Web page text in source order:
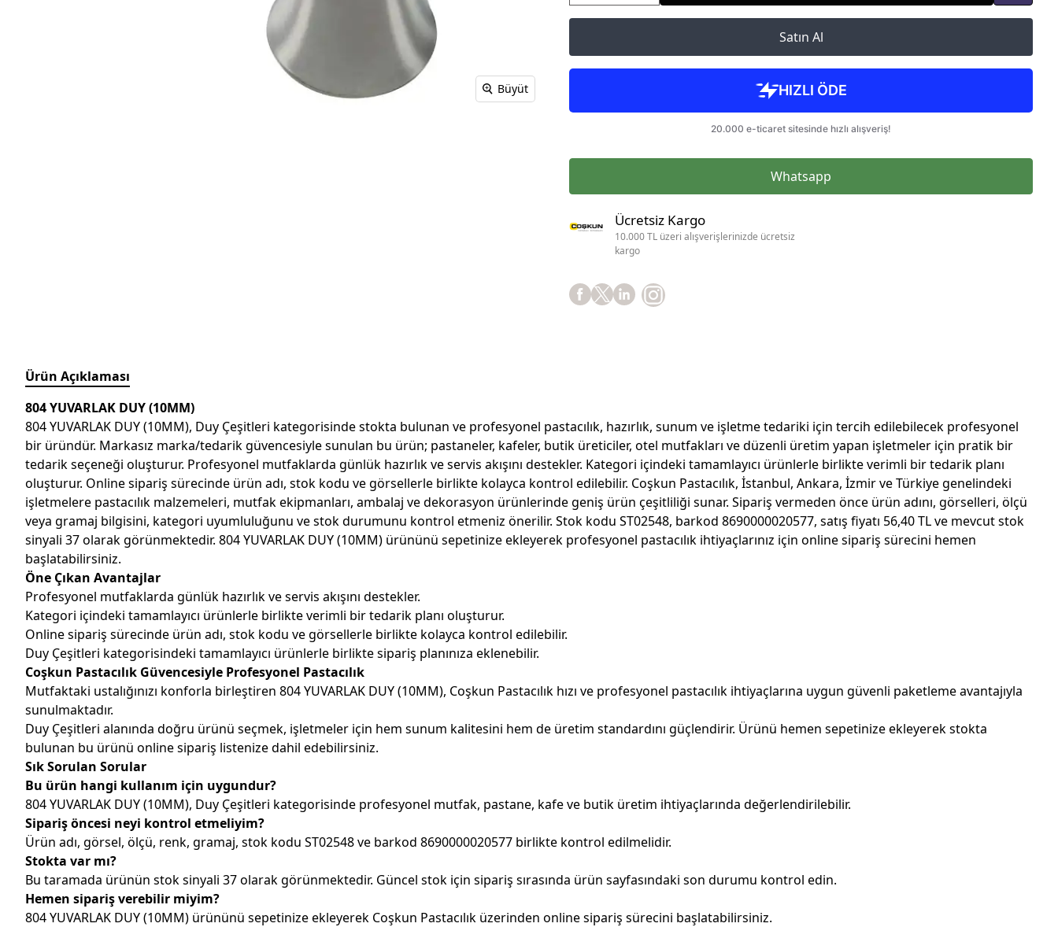
Büyüt
Satın Al
Whatsapp
Ücretsiz Kargo
10.000 TL üzeri alışverişlerinizde ücretsiz
kargo
Ürün Açıklaması
804 YUVARLAK DUY (10MM)
804 YUVARLAK DUY (10MM), Duy Çeşitleri kategorisinde stokta bulunan ve profesyonel pastacılık, hazırlık, sunum ve işletme tedariki için tercih edilebilecek profesyonel
bir üründür. Markasız marka/tedarik güvencesiyle sunulan bu ürün; pastaneler, kafeler, butik üreticiler, otel mutfakları ve düzenli üretim yapan işletmeler için pratik bir
tedarik seçeneği oluşturur. Profesyonel mutfaklarda günlük hazırlık ve servis akışını destekler. Kategori içindeki tamamlayıcı ürünlerle birlikte verimli bir tedarik planı
oluşturur. Online sipariş sürecinde ürün adı, stok kodu ve görsellerle birlikte kolayca kontrol edilebilir. Coşkun Pastacılık, İstanbul, Ankara, İzmir ve Türkiye genelindeki
işletmelere pastacılık malzemeleri, mutfak ekipmanları, ambalaj ve dekorasyon ürünlerinde geniş ürün çeşitliliği sunar. Sipariş vermeden önce ürün adını, görselleri, ölçü
veya gramaj bilgisini, kategori uyumluluğunu ve stok durumunu kontrol etmeniz önerilir. Stok kodu ST02548, barkod 8690000020577, satış fiyatı 56,40 TL ve mevcut stok
sinyali 37 olarak görünmektedir. 804 YUVARLAK DUY (10MM) ürününü sepetinize ekleyerek profesyonel pastacılık ihtiyaçlarınız için online sipariş sürecini hemen
başlatabilirsiniz.
Öne Çıkan Avantajlar
Profesyonel mutfaklarda günlük hazırlık ve servis akışını destekler.
Kategori içindeki tamamlayıcı ürünlerle birlikte verimli bir tedarik planı oluşturur.
Online sipariş sürecinde ürün adı, stok kodu ve görsellerle birlikte kolayca kontrol edilebilir.
Duy Çeşitleri kategorisindeki tamamlayıcı ürünlerle birlikte sipariş planınıza eklenebilir.
Coşkun Pastacılık Güvencesiyle Profesyonel Pastacılık
Mutfaktaki ustalığınızı konforla birleştiren 804 YUVARLAK DUY (10MM), Coşkun Pastacılık hızı ve profesyonel pastacılık ihtiyaçlarına uygun güvenli paketleme avantajıyla
sunulmaktadır.
Duy Çeşitleri alanında doğru ürünü seçmek, işletmeler için hem sunum kalitesini hem de üretim standardını güçlendirir. Ürünü hemen sepetinize ekleyerek stokta
bulunan bu ürünü online sipariş listenize dahil edebilirsiniz.
Sık Sorulan Sorular
Bu ürün hangi kullanım için uygundur?
804 YUVARLAK DUY (10MM), Duy Çeşitleri kategorisinde profesyonel mutfak, pastane, kafe ve butik üretim ihtiyaçlarında değerlendirilebilir.
Sipariş öncesi neyi kontrol etmeliyim?
Ürün adı, görsel, ölçü, renk, gramaj, stok kodu ST02548 ve barkod 8690000020577 birlikte kontrol edilmelidir.
Stokta var mı?
Bu taramada ürünün stok sinyali 37 olarak görünmektedir. Güncel stok için sipariş sırasında ürün sayfasındaki son durumu kontrol edin.
Hemen sipariş verebilir miyim?
804 YUVARLAK DUY (10MM) ürününü sepetinize ekleyerek Coşkun Pastacılık üzerinden online sipariş sürecini başlatabilirsiniz.